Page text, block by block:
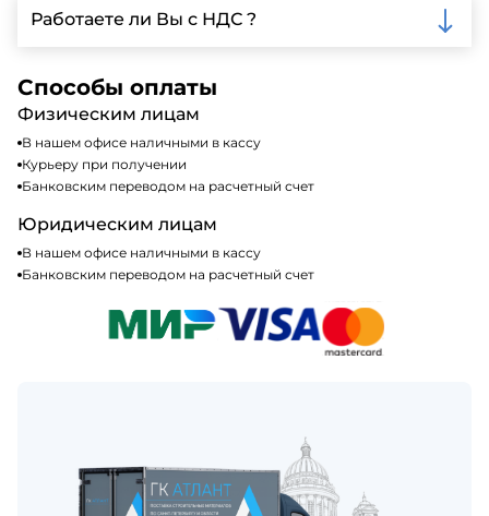
включая наличные, банковские переводы,
кредитные карты. Подробную информацию о
Работаете ли Вы с НДС ?
налогообложения, т.е с НДС 20%
Способы оплаты
Физическим лицам
В нашем офисе наличными в кассу
Курьеру при получении
Банковским переводом на расчетный счет
Юридическим лицам
В нашем офисе наличными в кассу
Банковским переводом на расчетный счет